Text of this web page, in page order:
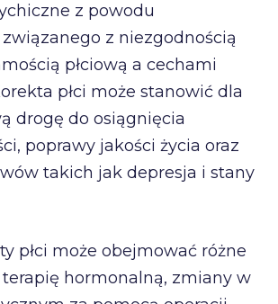
z powodu
z niezgodnością
płciową a cechami
płci może stanowić dla
drogę do osiągnięcia
poprawy jakości życia oraz
takich jak depresja i stany
płci może obejmować różne
hormonalną, zmiany w